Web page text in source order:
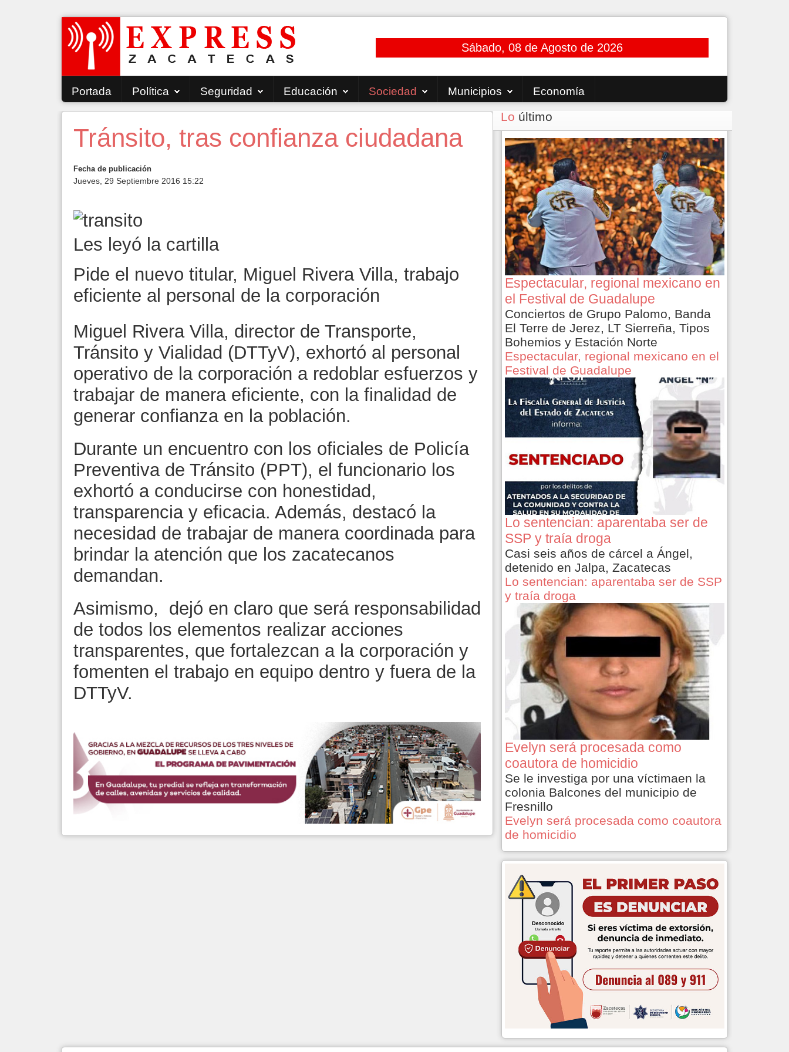
Sábado, 08 de Agosto de 2026
Portada Política Seguridad Educación Sociedad Municipios Economía
Tránsito, tras confianza ciudadana
Fecha de publicación
Jueves, 29 Septiembre 2016 15:22
Les leyó la cartilla
Pide el nuevo titular, Miguel Rivera Villa, trabajo
eficiente al personal de la corporación
Miguel Rivera Villa, director de Transporte,
Tránsito y Vialidad (DTTyV), exhortó al personal
operativo de la corporación a redoblar esfuerzos y
trabajar de manera eficiente, con la finalidad de
generar confianza en la población.
Durante un encuentro con los oficiales de Policía
Preventiva de Tránsito (PPT), el funcionario los
exhortó a conducirse con honestidad,
transparencia y eficacia. Además, destacó la
necesidad de trabajar de manera coordinada para
brindar la atención que los zacatecanos
demandan.
Asimismo, dejó en claro que será responsabilidad
de todos los elementos realizar acciones
transparentes, que fortalezcan a la corporación y
fomenten el trabajo en equipo dentro y fuera de la
DTTyV.
Lo último
Espectacular, regional mexicano en
el Festival de Guadalupe
Conciertos de Grupo Palomo, Banda
El Terre de Jerez, LT Sierreña, Tipos
Bohemios y Estación Norte
Espectacular, regional mexicano en el
Festival de Guadalupe
Lo sentencian: aparentaba ser de
SSP y traía droga
Casi seis años de cárcel a Ángel,
detenido en Jalpa, Zacatecas
Lo sentencian: aparentaba ser de SSP
y traía droga
Evelyn será procesada como
coautora de homicidio
Se le investiga por una víctimaen la
colonia Balcones del municipio de
Fresnillo
Evelyn será procesada como coautora
de homicidio